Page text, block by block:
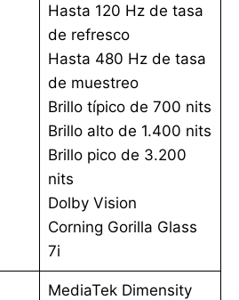
Hasta 120 Hz de tasa
de refresco
Hasta 480 Hz de tasa
de muestreo
Brillo típico de 700 nits
Brillo alto de 1.400 nits
Brillo pico de 3.200
nits
Dolby Vision
Corning Gorilla Glass
7i
MediaTek Dimensity